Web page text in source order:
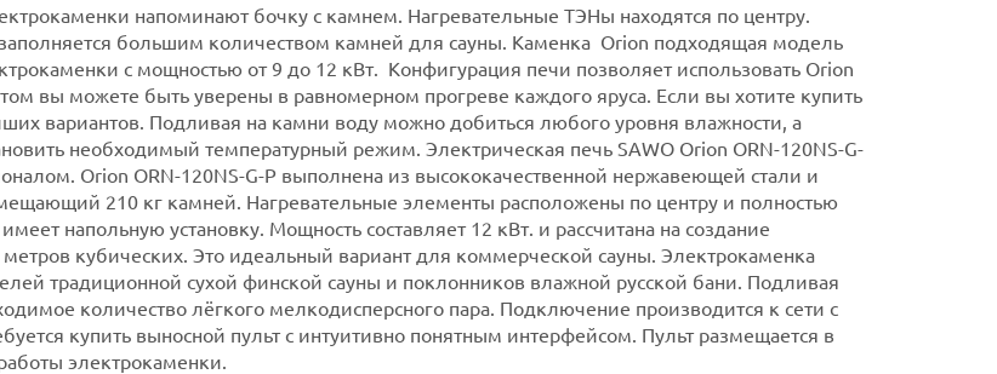
напоминают бочку с камнем. Нагревательные ТЭНы находятся по центру.
большим количеством камней для сауны. Каменка Orion подходящая модель
с мощностью от 9 до 12 кВт. Конфигурация печи позволяет использовать Orion
вы можете быть уверены в равномерном прогреве каждого яруса. Если вы хотите купить
вариантов. Подливая на камни воду можно добиться любого уровня влажности, а
необходимый температурный режим. Электрическая печь SAWO Orion ORN-120NS-G-
Orion ORN-120NS-G-P выполнена из высококачественной нержавеющей стали и
210 кг камней. Нагревательные элементы расположены по центру и полностью
напольную установку. Мощность составляет 12 кВт. и рассчитана на создание
кубических. Это идеальный вариант для коммерческой сауны. Электрокаменка
традиционной сухой финской сауны и поклонников влажной русской бани. Подливая
количество лёгкого мелкодисперсного пара. Подключение производится к сети с
купить выносной пульт с интуитивно понятным интерфейсом. Пульт размещается в
электрокаменки.